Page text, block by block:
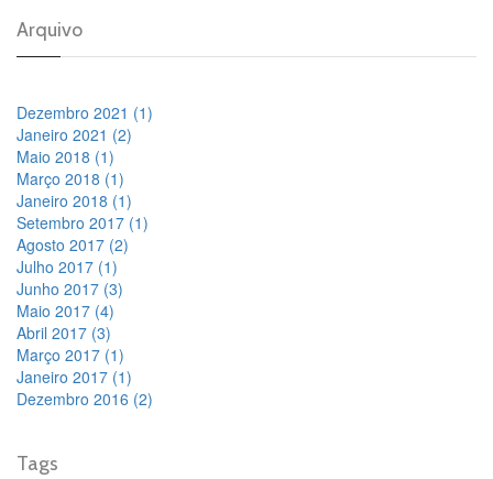
Arquivo
Dezembro 2021 (1)
Janeiro 2021 (2)
Maio 2018 (1)
Março 2018 (1)
Janeiro 2018 (1)
Setembro 2017 (1)
Agosto 2017 (2)
Julho 2017 (1)
Junho 2017 (3)
Maio 2017 (4)
Abril 2017 (3)
Março 2017 (1)
Janeiro 2017 (1)
Dezembro 2016 (2)
Tags